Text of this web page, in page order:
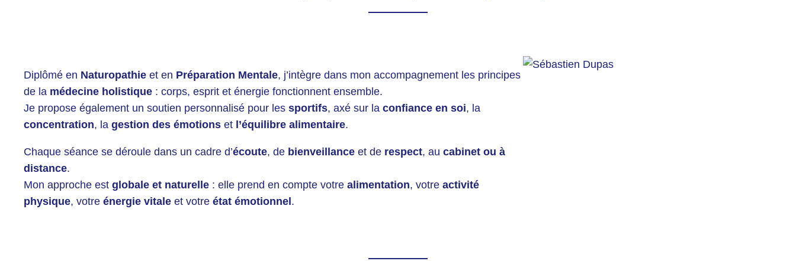
Diplômé en Naturopathie et en Préparation Mentale, j’intègre dans mon accompagnement les principes
de la médecine holistique : corps, esprit et énergie fonctionnent ensemble.
Je propose également un soutien personnalisé pour les sportifs, axé sur la confiance en soi, la
concentration, la gestion des émotions et l’équilibre alimentaire.
Chaque séance se déroule dans un cadre d’écoute, de bienveillance et de respect, au cabinet ou à
distance.
Mon approche est globale et naturelle : elle prend en compte votre alimentation, votre activité
physique, votre énergie vitale et votre état émotionnel .